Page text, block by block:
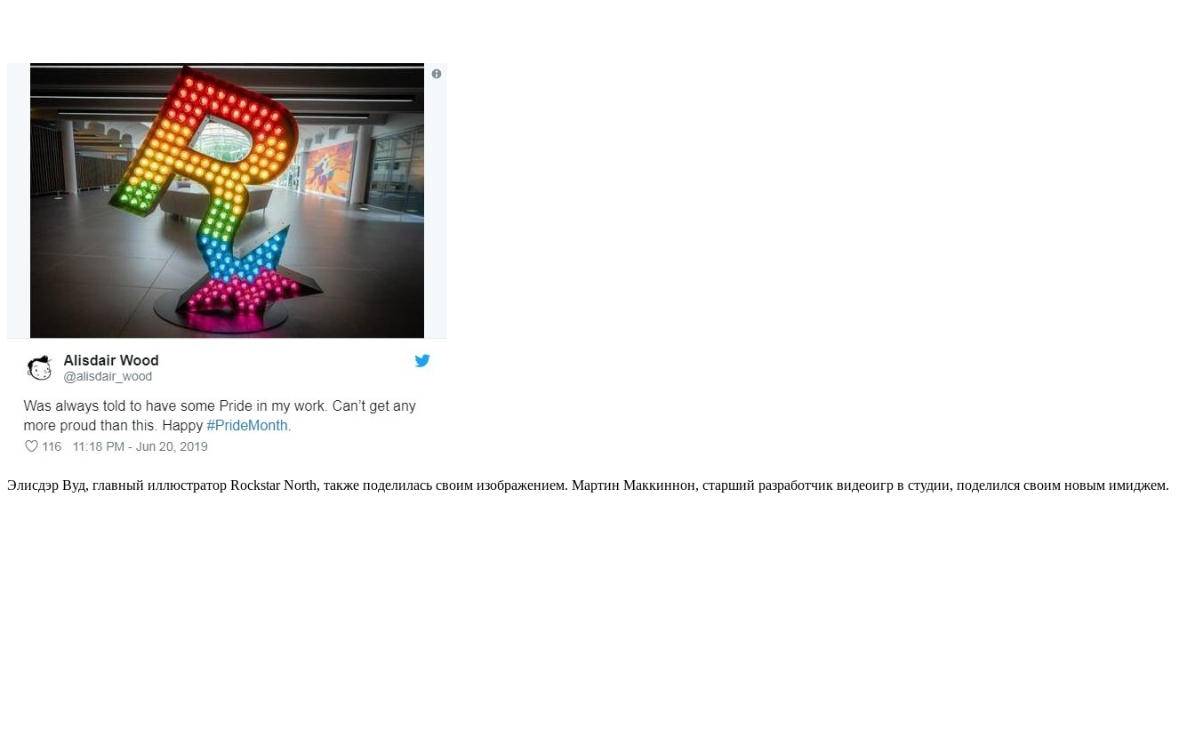
Элисдэр Вуд, главный иллюстратор Rockstar North, также поделилась своим изображением. Мартин Маккиннон, старший разработчик видеоигр в студии, поделился своим новым имиджем.